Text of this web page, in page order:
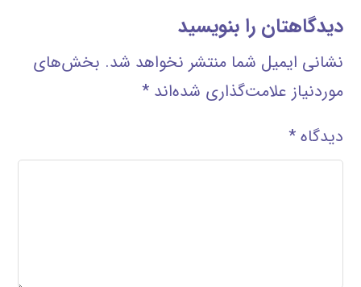
دیدگاهتان را بنویسید
نشانی ایمیل شما منتشر نخواهد شد. بخش‌های
موردنیاز علامت‌گذاری شده‌اند*
دیدگاه*